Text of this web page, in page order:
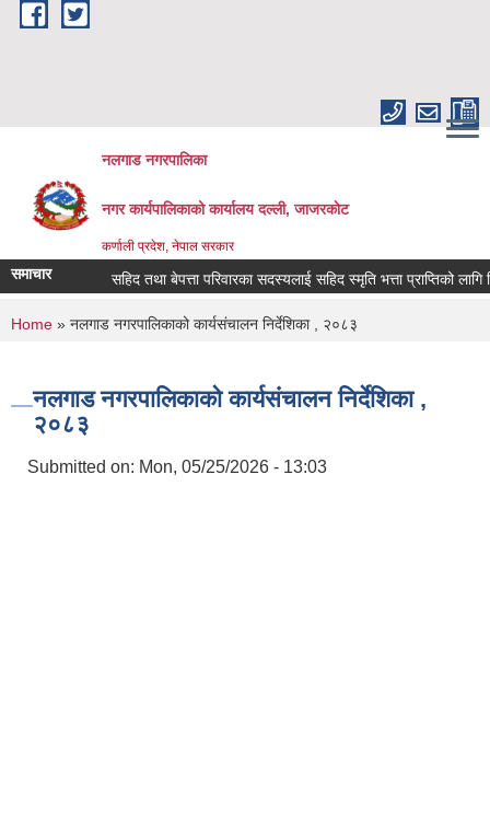
Skip to main content
नलगाड नगरपालिका
नगर कार्यपालिकाको कार्यालय दल्ली, जाजरकाेट
कर्णाली प्रदेश, नेपाल सरकार
समाचार सहिद तथा बेपत्ता परिवारका सदस्यलाई सहिद स्मृति भत्ता प्राप्तिको लागि
You are here
Home » नलगाड नगरपालिकाको कार्यसंचालन निर्देशिका , २०८३
नलगाड नगरपालिकाको कार्यसंचालन निर्देशिका ,
२०८३
Submitted on: Mon, 05/25/2026 - 13:03